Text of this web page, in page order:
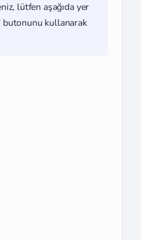
lütfen aşağıda yer
butonunu kullanarak